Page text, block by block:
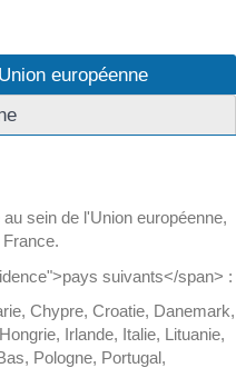
européenne
sein de l'Union européenne,
suivants</span> :
Chypre, Croatie, Danemark,
Irlande, Italie, Lituanie,
Pologne, Portugal,